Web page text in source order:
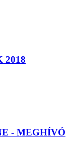
2018
- MEGHÍVÓ